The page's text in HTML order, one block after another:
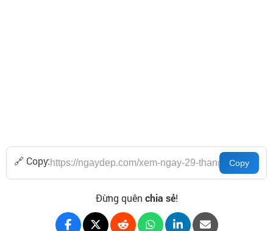
🔗 Copy:
Đừng quên chia sẻ!